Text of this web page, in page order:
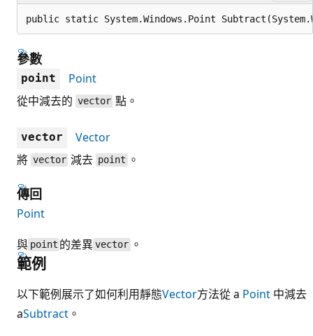
public static System.Windows.Point
參數
point
Point
從中減去的 vector 點。
vector
Vector
將 vector 減去 point 。
傳回
Point
與 point 的差異vector 。
範例
以下範例展示了如何利用靜態Vector方法從 a Point 中減去
aSubtract 。